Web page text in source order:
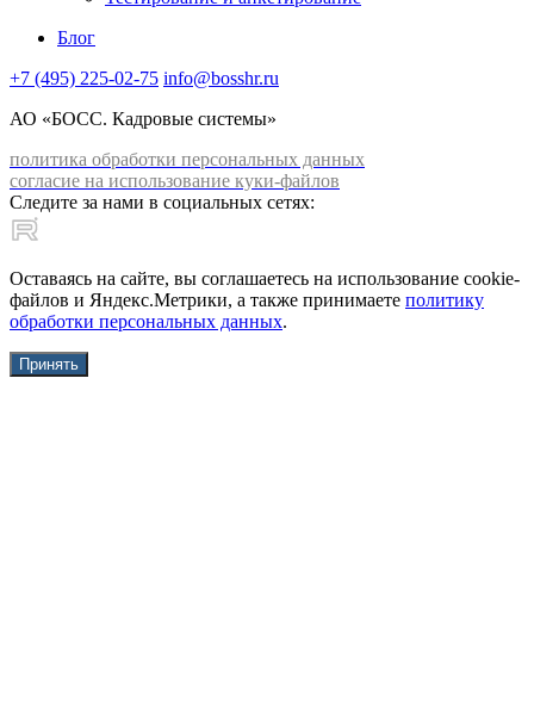
Блог
+7 (495) 225-02-75 info@bosshr.ru
АО «БОСС. Кадровые системы»
политика обработки персональных данных
согласие на использование куки-файлов
Следите за нами в социальных сетях:
Оставаясь на сайте, вы соглашаетесь на использование cookie-
файлов и Яндекс.Метрики, а также принимаете политику
обработки персональных данных.
Принять